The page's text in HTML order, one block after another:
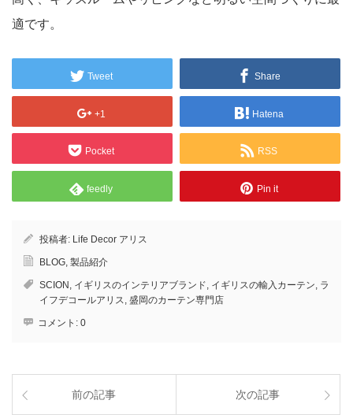
適です。
Tweet Share
+1 Hatena
Pocket RSS
feedly Pin it
投稿者: Life Decor アリス
BLOG, 製品紹介
SCION , イギリスのインテリアブランド, イギリスの輸入カーテン, ラ
イフデコールアリス, 盛岡のカーテン専門店
コメント: 0
前の記事 次の記事